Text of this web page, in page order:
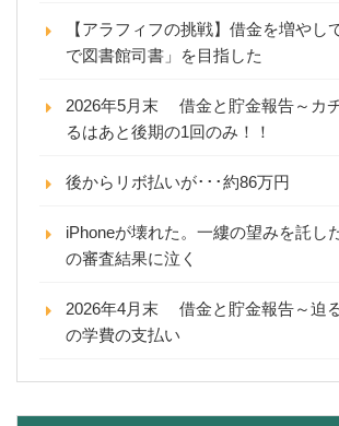
【アラフィフの挑戦】借金を増やし
で図書館司書」を目指した
2026年5月末 借金と貯金報告～カ
るはあと後期の1回のみ！！
後からリボ払いが･･･約86万円
iPhoneが壊れた。一縷の望みを託し
の審査結果に泣く
2026年4月末 借金と貯金報告～迫
の学費の支払い